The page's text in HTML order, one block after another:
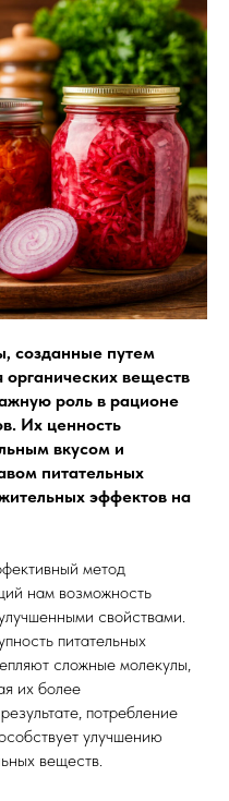
созданные путем
веществ
роль в рационе
Их ценность
вкусом и
питательных
эффектов на
метод
нам возможность
свойствами.
питательных
сложные молекулы,
их более
потребление
улучшению
веществ.